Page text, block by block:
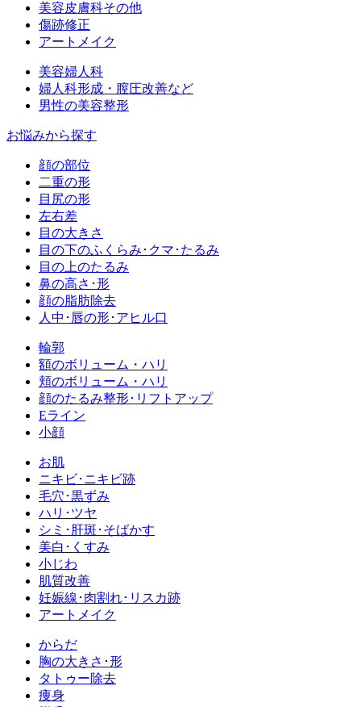
美容皮膚科その他
傷跡修正
アートメイク
美容婦人科
婦人科形成・膣圧改善など
男性の美容整形
お悩みから探す
顔の部位
二重の形
目尻の形
左右差
目の大きさ
目の下のふくらみ･クマ･たるみ
目の上のたるみ
鼻の高さ･形
顔の脂肪除去
人中･唇の形･アヒル口
輪郭
額のボリューム・ハリ
頬のボリューム・ハリ
顔のたるみ整形･リフトアップ
Eライン
小顔
お肌
ニキビ･ニキビ跡
毛穴･黒ずみ
ハリ･ツヤ
シミ･肝斑･そばかす
美白･くすみ
小じわ
肌質改善
妊娠線･肉割れ･リスカ跡
アートメイク
からだ
胸の大きさ･形
タトゥー除去
痩身